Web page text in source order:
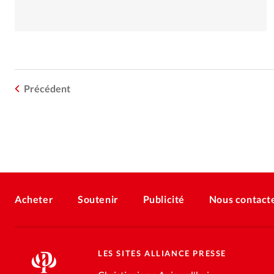
Précédent
Acheter Soutenir Publicité Nous
LES SITES ALLIANCE PRESSE